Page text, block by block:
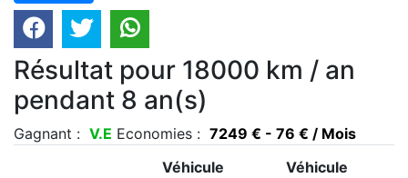
Résultat pour 18000 km / an
pendant 8 an(s)
Gagnant : V.E Economies : 7249 € - 76 € / Mois
Véhicule
Véhicule